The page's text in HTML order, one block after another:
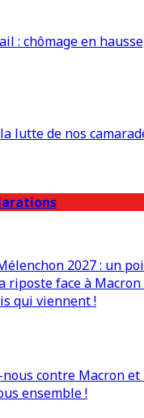
: chômage en
lutte de nos
2027 : un
riposte face à
qui viennent !
contre Macron
ensemble !